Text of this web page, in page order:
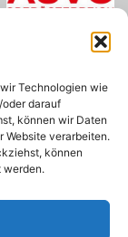
Technologien wie
darauf
können wir Daten
Website verarbeiten.
können
werden.